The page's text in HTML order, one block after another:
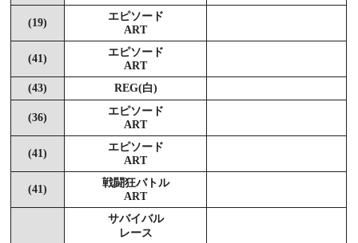
(19)
エピソード
ART
(41)
エピソード
ART
(43)
REG(白)
(36)
エピソード
ART
(41)
エピソード
ART
(41)
戦闘狂バトル
ART
サバイバル
レース